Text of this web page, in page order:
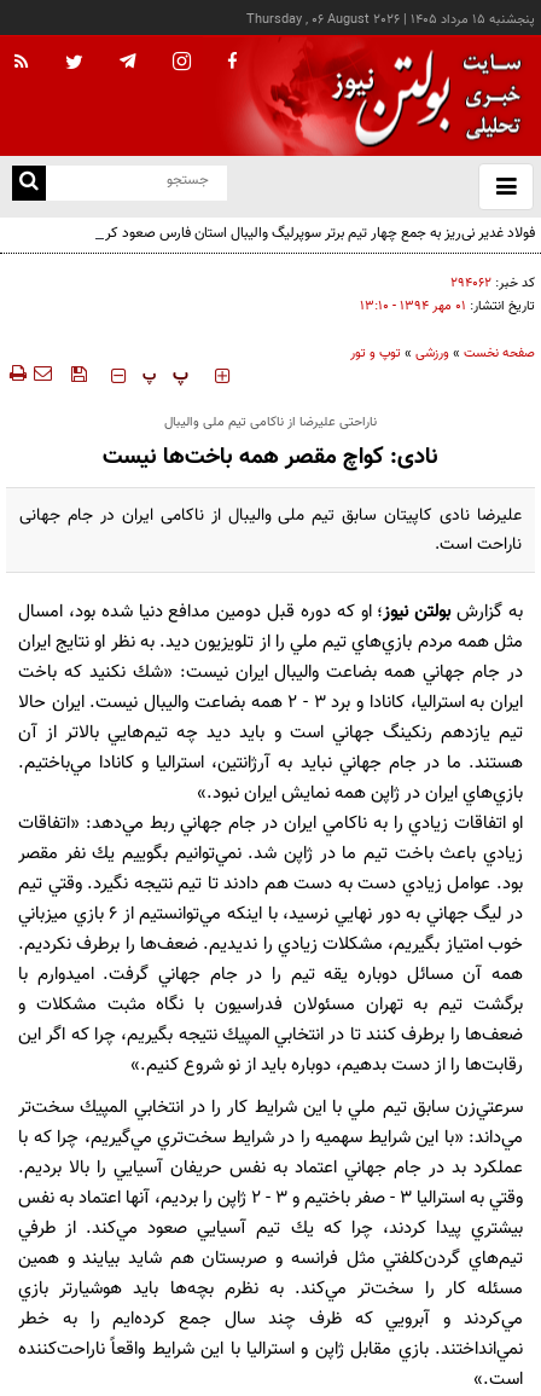
پنجشنبه ۱۵ مرداد ۱۴۰۵ |
Thursday , 06 August 2026
باز
و
فولاد غدیر نی‌ریز به جمع چهار تیم برتر سوپرلیگ والیبال استان فارس صعود کرد
کد خبر: ۲۹۴۰۶۲
تاریخ انتشار: ۰۱ مهر ۱۳۹۴ - ۱۳:۱۰
صفحه نخست »ورزشی »توپ و تور
‍‍‍ پ پ
ناراحتی علیرضا از ناکامی تیم ملی والیبال
نادی: کواچ مقصر همه باخت‌ها نیست
علیرضا نادی کاپیتان سابق تیم ‌ملی والیبال از ناکامی ایران در جام ‌جهانی‌
ناراحت است.
به گزارشبولتن نیوز؛ او كه دوره قبل دومين مدافع دنيا شده بود، امسال
مثل همه مردم بازي‌هاي تيم ‌ملي را از تلويزيون ديد. به نظر او نتايج ايران
در جام جهاني‌ همه بضاعت واليبال ايران نيست: «شك نكنيد كه باخت
ايران به استراليا، كانادا و برد ۳ - ۲ همه بضاعت واليبال نيست. ايران حالا
تيم يازدهم رنكينگ جهاني است و بايد ديد چه تيم‌هايي بالاتر از آن
هستند. ما در جام‌ جهاني‌ نبايد به آرژانتين، استراليا و كانادا مي‌باختيم.
بازي‌هاي ايران در ژاپن همه نمايش ايران نبود.»
او اتفاقات زيادي را به ناكامي ايران در جام‌ جهاني‌ ربط مي‌دهد: «اتفاقات
زيادي باعث باخت تيم ما در ژاپن شد. نمي‌توانيم بگوييم يك نفر مقصر
بود. عوامل زيادي دست به‌ دست هم دادند تا تيم نتيجه نگيرد. وقتي تيم
در ليگ جهاني به دور نهايي نرسيد، با اينكه مي‌توانستيم از ۶ بازي ميزباني
خوب امتياز بگيريم، مشكلات زيادي را نديديم. ضعف‌ها را برطرف نكرديم.
همه آن مسائل دوباره يقه تيم را در جام ‌جهاني‌ گرفت. اميدوارم با
برگشت تيم به تهران مسئولان فدراسيون با نگاه مثبت مشكلات و
ضعف‌ها را برطرف كنند تا در انتخابي المپيك نتيجه بگيريم، چرا كه اگر اين
رقابت‌ها را از دست بدهيم، دوباره بايد از نو شروع كنيم.»
سرعتي‌زن سابق تيم ‌ملي با اين شرايط كار را در انتخابي المپيك سخت‌تر
مي‌داند: «با اين شرايط سهميه را در شرايط سخت‌تري مي‌گيريم، چرا كه با
عملكرد بد در جام ‌جهاني‌ اعتماد به نفس حريفان آسيايي را بالا برديم.
وقتي به استراليا ۳ - صفر باختيم و ۳ - ۲ ژاپن را برديم، آنها اعتماد به نفس
بيشتري پيدا كردند، چرا كه يك تيم آسيايي صعود مي‌كند. از طرفي
تيم‌هاي گردن‌كلفتي مثل فرانسه و صربستان هم شايد بيايند و همين
مسئله كار را سخت‌تر مي‌كند. به نظرم بچه‌ها بايد هوشيارتر بازي
مي‌كردند و آبرويي كه ظرف چند سال جمع كرده‌ايم را به خطر
نمي‌انداختند. بازي مقابل ژاپن و استراليا با اين شرايط واقعاً ناراحت‌كننده
است.»